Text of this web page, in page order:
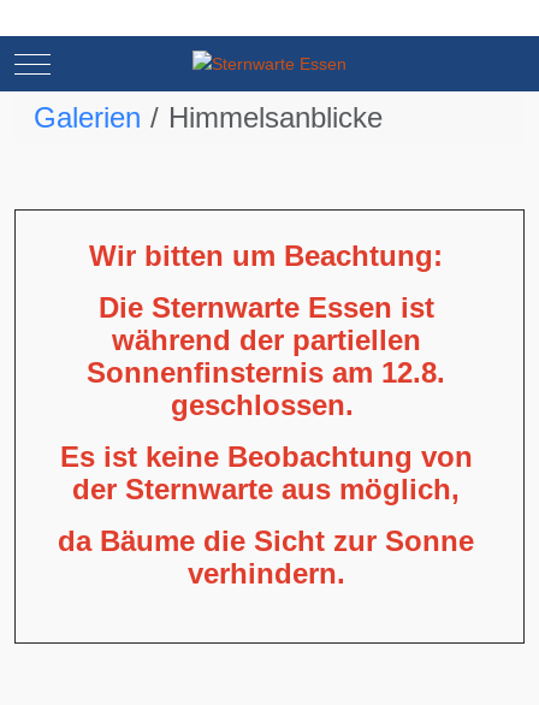
Mobile Menu Toggle
Galerien Himmelsanblicke
Wir bitten um Beachtung:
Die Sternwarte Essen ist
während der partiellen
Sonnenfinsternis am 12.8.
geschlossen.
Es ist keine Beobachtung von
der Sternwarte aus möglich,
da Bäume die Sicht zur Sonne
verhindern.